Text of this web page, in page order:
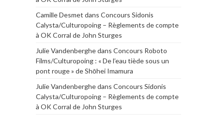
Camille Desmet dans Concours Sidonis
Calysta/Culturopoing – Règlements de compte
à OK Corral de John Sturges
Julie Vandenberghedans Concours Roboto
Films/Culturopoing : « De l’eau tiède sous un
pont rouge » de Shōhei Imamura
Julie Vandenberghedans Concours Sidonis
Calysta/Culturopoing – Règlements de compte
à OK Corral de John Sturges